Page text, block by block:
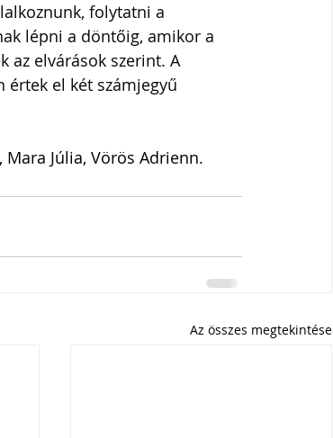
folytatni a
lépni a döntőig, amikor a
az elvárások szerint. A
értek el két számjegyű
Júlia, Vörös Adrienn.
Az összes megtekintése